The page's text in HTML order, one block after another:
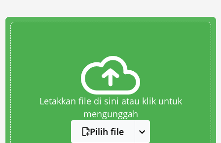
Letakkan file di sini atau klik untuk
mengunggah
Pilih file